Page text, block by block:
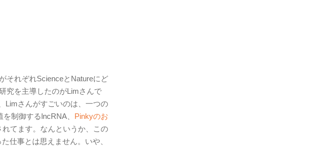
それぞれScienceとNatureにど
究を主導したのがLimさんで
Limさんがすごいのは、一つの
制御するlncRNA、 Pinkyのお
てます。なんというか、この
仕事とは思えません。いや、